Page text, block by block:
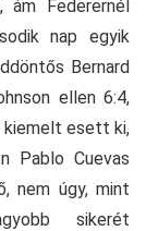
Federernél
nap egyik
Bernard
ellen 6:4,
kiemelt esett ki,
Pablo Cuevas
nem úgy, mint
sikerét